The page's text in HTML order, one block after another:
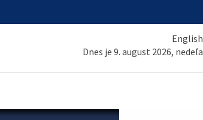
English
Dnes je 9. august 2026, nedeľa